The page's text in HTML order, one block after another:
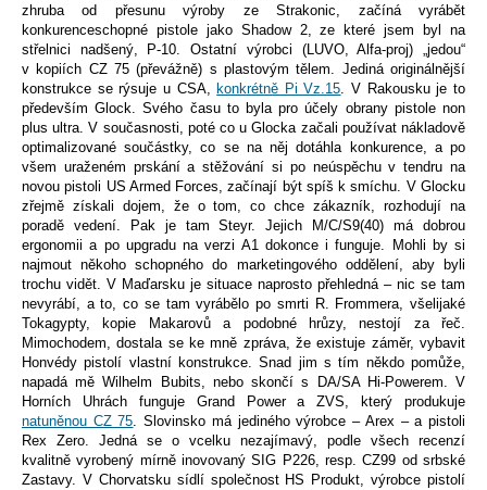
zhruba od přesunu výroby ze Strakonic, začíná vyrábět
konkurenceschopné pistole jako Shadow 2, ze které jsem byl na
střelnici nadšený, P-10. Ostatní výrobci (LUVO, Alfa-proj) „jedou“
v kopiích CZ 75 (převážně) s plastovým tělem. Jediná originálnější
konstrukce se rýsuje u CSA,
konkrétně Pi Vz.15 . V Rakousku je to
především Glock. Svého času to byla pro účely obrany pistole non
plus ultra. V současnosti, poté co u Glocka začali používat nákladově
optimalizované součástky, co se na něj dotáhla konkurence, a po
všem uraženém prskání a stěžování si po neúspěchu v tendru na
novou pistoli US Armed Forces, začínají být spíš k smíchu. V Glocku
zřejmě získali dojem, že o tom, co chce zákazník, rozhodují na
poradě vedení. Pak je tam Steyr. Jejich M/C/S9(40) má dobrou
ergonomii a po upgradu na verzi A1 dokonce i funguje. Mohli by si
najmout někoho schopného do marketingového oddělení, aby byli
trochu vidět. V Maďarsku je situace naprosto přehledná – nic se tam
nevyrábí, a to, co se tam vyrábělo po smrti R. Frommera, všelijaké
Tokagypty, kopie Makarovů a podobné hrůzy, nestojí za řeč.
Mimochodem, dostala se ke mně zpráva, že existuje záměr, vybavit
Honvédy pistolí vlastní konstrukce. Snad jim s tím někdo pomůže,
napadá mě Wilhelm Bubits, nebo skončí s DA/SA Hi-Powerem. V
Horních Uhrách funguje Grand Power a ZVS, který produkuje
natuněnou CZ 75 . Slovinsko má jediného výrobce – Arex – a pistoli
Rex Zero. Jedná se o vcelku nezajímavý, podle všech recenzí
kvalitně vyrobený mírně inovovaný SIG P226, resp. CZ99 od srbské
Zastavy. V Chorvatsku sídlí společnost HS Produkt, výrobce pistolí